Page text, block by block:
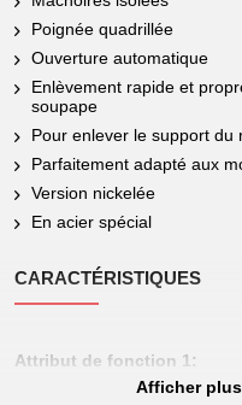
Poignée quadrillée
Ouverture automatique
Enlèvement rapide et
soupape
Pour enlever le support du
Parfaitement adapté aux
Version nickelée
En acier spécial
CARACTÉRISTIQUES
Attribut de fonction 1:
Afficher